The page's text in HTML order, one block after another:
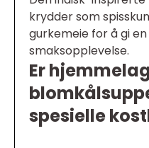
krydder som
gurkemeie for å gi
smaksopplevelse.
Er
spesielle